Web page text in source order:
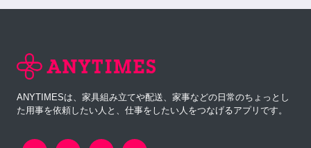
ANYTIMESは、家具組み立てや配送、家事などの日常のちょっとし
た用事を依頼したい人と、仕事をしたい人をつなげるアプリです。